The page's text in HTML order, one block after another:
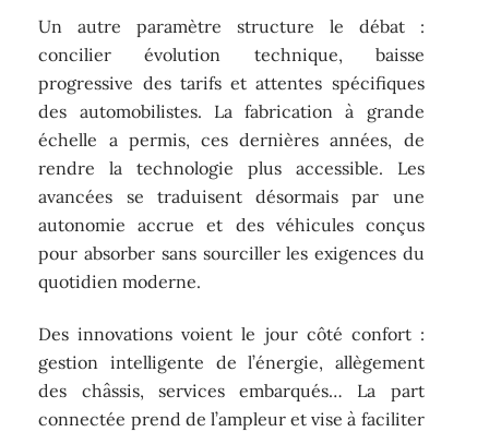
Un autre paramètre structure le débat :
concilier évolution technique, baisse
progressive des tarifs et attentes spécifiques
des automobilistes. La fabrication à grande
échelle a permis, ces dernières années, de
rendre la technologie plus accessible. Les
avancées se traduisent désormais par une
autonomie accrue et des véhicules conçus
pour absorber sans sourciller les exigences du
quotidien moderne.
Des innovations voient le jour côté confort :
gestion intelligente de l’énergie, allègement
des châssis, services embarqués… La part
connectée prend de l’ampleur et vise à faciliter